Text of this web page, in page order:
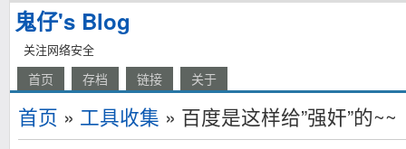
鬼仔's Blog
关注网络安全
首页 存档 链接 关于
首页 » 工具收集 » 百度是这样给”强奸”的~~